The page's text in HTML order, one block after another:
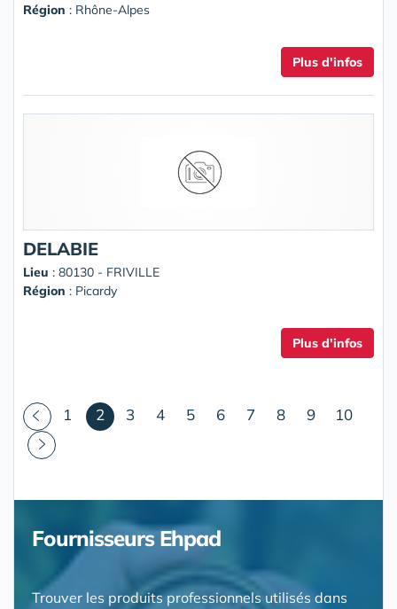
Région : Rhône-Alpes
Plus d'infos
DELABIE
Lieu : 80130 - FRIVILLE
Région : Picardy
Plus d'infos
1 2 (courant)
3 4 5 6 7 8 9 10
Fournisseurs Ehpad
Trouver les produits professionnels utilisés dans